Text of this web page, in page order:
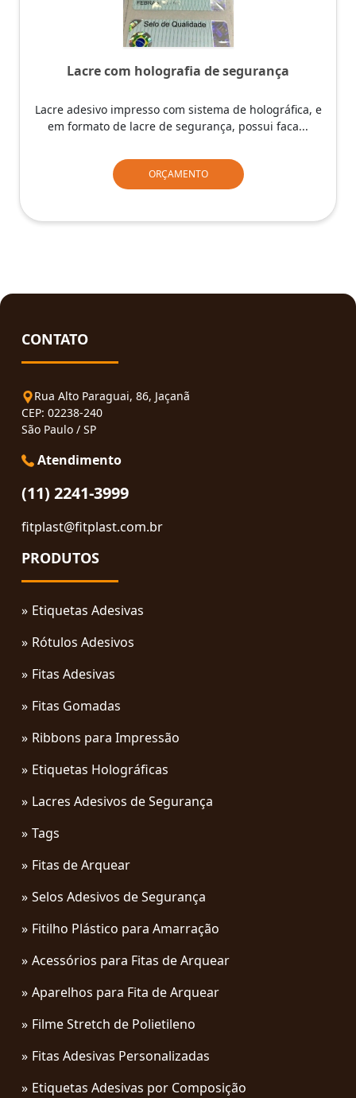
Lacre com holografia de segurança
Lacre adesivo impresso com sistema de holográfica, e
em formato de lacre de segurança, possui faca...
ORÇAMENTO
CONTATO
Rua Alto Paraguai, 86, Jaçanã
CEP: 02238-240
São Paulo / SP
Atendimento
(11) 2241-3999
fitplast@fitplast.com.br
PRODUTOS
Etiquetas Adesivas
Rótulos Adesivos
Fitas Adesivas
Fitas Gomadas
Ribbons para Impressão
Etiquetas Holográficas
Lacres Adesivos de Segurança
Tags
Fitas de Arquear
Selos Adesivos de Segurança
Fitilho Plástico para Amarração
Acessórios para Fitas de Arquear
Aparelhos para Fita de Arquear
Filme Stretch de Polietileno
Fitas Adesivas Personalizadas
Etiquetas Adesivas por Composição